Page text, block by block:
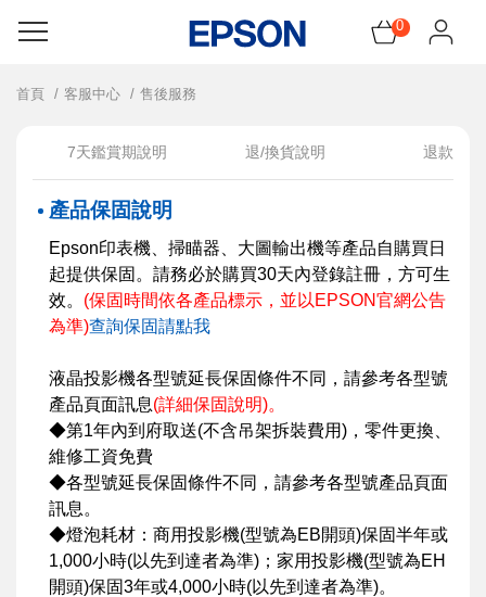
0
感謝祭!領5千元折價神券
機器找耗材
所有產品
促銷訊息
會員服務
網紅開箱
首頁 客服中心 售後服務
7天鑑賞期說明 退/換貨說明 退款說明
產品保固說明
Epson印表機、掃瞄器、大圖輸出機等產品自購買日
起提供保固。請務必於購買30天內登錄註冊，方可生
效。 (保固時間依各產品標示，並以EPSON官網公告
為準)查詢保固請點我
液晶投影機各型號延長保固條件不同，請參考各型號
產品頁面訊息(詳細保固說明)。
◆第1年內到府取送(不含吊架拆裝費用)，零件更換、
維修工資免費
◆各型號延長保固條件不同，請參考各型號產品頁面
訊息。
◆燈泡耗材：商用投影機(型號為EB開頭)保固半年或
1,000小時(以先到達者為準)；家用投影機(型號為EH
開頭)保固3年或4,000小時(以先到達者為準)。